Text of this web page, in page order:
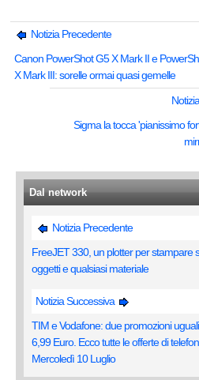
Notizia Precedente
Canon PowerShot G5 X Mark II e
X Mark III: sorelle ormai quasi gemelle
Sigma la tocca 'pianissimo
Dal network
Notizia Precedente
FreeJET 330, un plotter per stampare
oggetti e qualsiasi materiale
Notizia Successiva
TIM e Vodafone: due promozioni
6,99 Euro. Ecco tutte le offerte di
Mercoledì 10 Luglio